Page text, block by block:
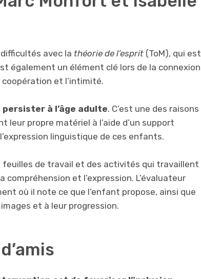
avec la théorie de l’esprit (ToM), qui est
également un élément clé lors de la connexion
et l’intimité.
à l’âge adulte. C’est une des raisons
leur propre matériel à l’aide d’un support
linguistique de ces enfants.
feuilles de travail et des activités qui travaillent
et l’expression. L’évaluateur
où il note ce que l’enfant propose, ainsi que
et à leur progression.